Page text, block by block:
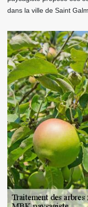
dans la ville de Saint